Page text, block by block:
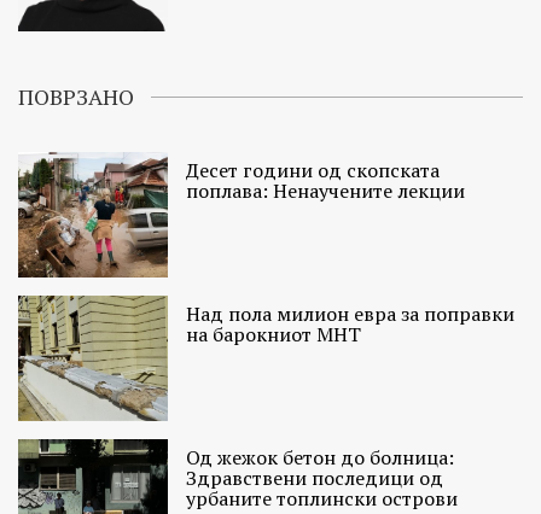
ПОВРЗАНО
Десет години од скопската
поплава: Ненаучените лекции
Над пола милион евра за поправки
на барокниот МНТ
Од жежок бетон до болница:
Здравствени последици од
урбаните топлински острови